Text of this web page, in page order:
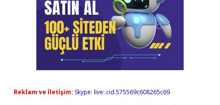
Reklam ve İletişim: Skype: live:.cid.575569c608265c69